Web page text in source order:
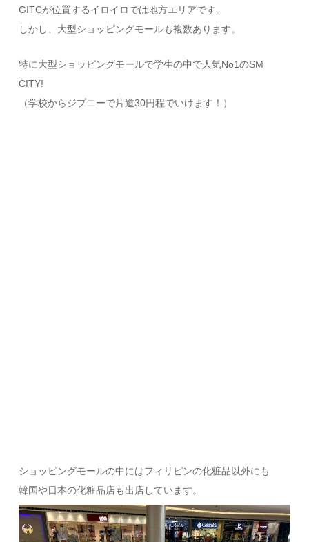
GITCが位置するイロイロでは地方エリアです。
しかし、大型ショッピングモールも複数あります。
特に大型ショッピングモールで学生の中で人気No1のSM
CITY!
（学校からジプニーで片道30円程でいけます！）
ショッピングモールの中にはフィリピンの化粧品以外にも
韓国や日本の化粧品店も出店しています。